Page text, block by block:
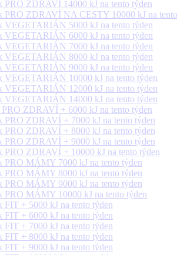
PRO ZDRAVÍ 14000 kJ na tento týden
PRO ZDRAVÍ NA CESTY 10000 kJ na
VEGETARIÁN 5000 kJ na tento týden
VEGETARIÁN 6000 kJ na tento týden
VEGETARIÁN 7000 kJ na tento týden
VEGETARIÁN 8000 kJ na tento týden
VEGETARIÁN 9000 kJ na tento týden
VEGETARIÁN 10000 kJ na tento týden
VEGETARIÁN 12000 kJ na tento týden
VEGETARIÁN 14000 kJ na tento týden
PRO ZDRAVÍ + 6000 kJ na tento týden
PRO ZDRAVÍ + 7000 kJ na tento týden
PRO ZDRAVÍ + 8000 kJ na tento týden
PRO ZDRAVÍ + 9000 kJ na tento týden
PRO ZDRAVÍ + 10000 kJ na tento týden
PRO MÁMY 7000 kJ na tento týden
PRO MÁMY 8000 kJ na tento týden
PRO MÁMY 9000 kJ na tento týden
PRO MÁMY 10000 kJ na tento týden
FIT + 5000 kJ na tento týden
FIT + 6000 kJ na tento týden
FIT + 7000 kJ na tento týden
FIT + 8000 kJ na tento týden
FIT + 9000 kJ na tento týden